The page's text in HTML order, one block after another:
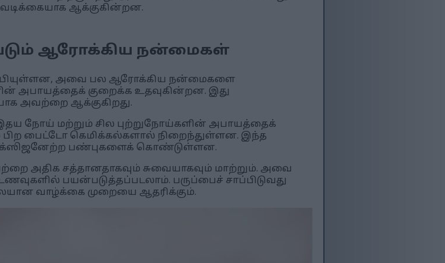
ஆக்குகின்றன.
ஆரோக்கிய நன்மைகள்
அவை பல ஆரோக்கிய நன்மைகளை
அபாயத்தைக் குறைக்க உதவுகின்றன. இது
அவற்றை ஆக்குகிறது.
இதய நோய் மற்றும் சில புற்றுநோய்களின் அபாயத்தைக்
பிற பைட்டோ கெமிக்கல்களால் நிறைந்துள்ளன. இந்த
பண்புகளைக் கொண்டுள்ளன.
அதிக சத்தானதாகவும் சுவையாகவும் மாற்றும். அவை
பயன்படுத்தப்படலாம். பருப்பைச் சாப்பிடுவது
வாழ்க்கை முறையை ஆதரிக்கும்.